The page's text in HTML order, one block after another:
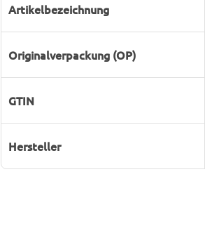
Artikelbezeichnung
Originalverpackung (OP)
GTIN
Hersteller